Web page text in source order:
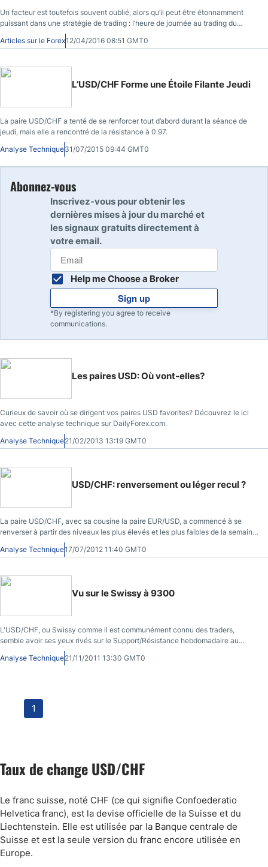
Un facteur est toutefois souvent oublié, alors qu’il peut être étonnamment
puissant dans une stratégie de trading : l’heure de journée au trading du
Articles sur le Forex12/04/2016 08:51 GMT0
L’USD/CHF Forme une Étoile Filante Jeudi
La paire USD/CHF a tenté de se renforcer tout d’abord durant la séance de
jeudi, mais elle a rencontré de la résistance à 0.97.
Analyse Technique31/07/2015 09:44 GMT0
Abonnez-vous
Inscrivez-vous pour obtenir les
dernières mises à jour du marché et
les signaux gratuits directement à
votre email.
Help me Choose a Broker
Sign up
*By registering you agree to receive
communications.
Les paires USD: Où vont-elles?
Curieux de savoir où se dirigent vos paires USD favorites? Découvrez le ici
avec cette analyse technique sur DailyForex.com.
Analyse Technique21/02/2013 13:19 GMT0
USD/CHF: renversement ou léger recul ?
La paire USD/CHF, avec sa cousine la paire EUR/USD, a commencé à se
renverser à partir des niveaux les plus élevés et les plus faibles de la semaine
dernière (faibles pour l'EUR/USD)
Analyse Technique17/07/2012 11:40 GMT0
Vu sur le Swissy à 9300
L'USD/CHF, ou Swissy comme il est communément connu des traders,
semble avoir ses yeux rivés sur le Support/Résistance hebdomadaire au
Analyse Technique21/11/2011 13:30 GMT0
1
Taux de change USD/CHF
Le franc suisse, noté CHF (ce qui signifie Confoederatio
Helvetica franc), est la devise officielle de la Suisse et du
Liechtenstein. Elle est utilisée par la Banque centrale de
Suisse et est la seule version du franc encore utilisée en
Europe.